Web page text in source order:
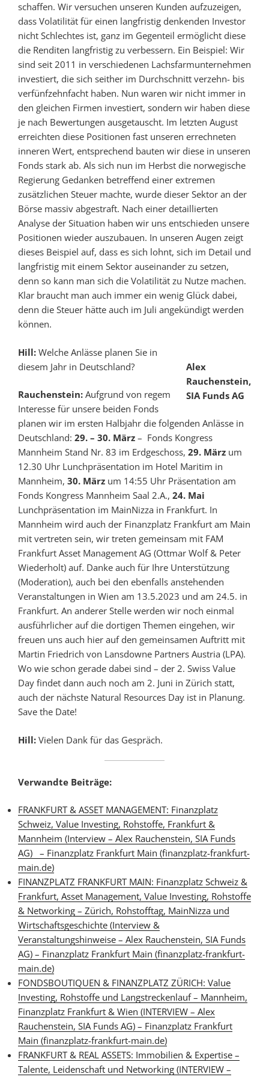
schaffen. Wir versuchen unseren Kunden aufzuzeigen,
dass Volatilität für einen langfristig denkenden Investor
nicht Schlechtes ist, ganz im Gegenteil ermöglicht diese
die Renditen langfristig zu verbessern. Ein Beispiel: Wir
sind seit 2011 in verschiedenen Lachsfarmunternehmen
investiert, die sich seither im Durchschnitt verzehn- bis
verfünfzehnfacht haben. Nun waren wir nicht immer in
den gleichen Firmen investiert, sondern wir haben diese
je nach Bewertungen ausgetauscht. Im letzten August
erreichten diese Positionen fast unseren errechneten
inneren Wert, entsprechend bauten wir diese in unseren
Fonds stark ab. Als sich nun im Herbst die norwegische
Regierung Gedanken betreffend einer extremen
zusätzlichen Steuer machte, wurde dieser Sektor an der
Börse massiv abgestraft. Nach einer detaillierten
Analyse der Situation haben wir uns entschieden unsere
Positionen wieder auszubauen. In unseren Augen zeigt
dieses Beispiel auf, dass es sich lohnt, sich im Detail und
langfristig mit einem Sektor auseinander zu setzen,
denn so kann man sich die Volatilität zu Nutze machen.
Klar braucht man auch immer ein wenig Glück dabei,
denn die Steuer hätte auch im Juli angekündigt werden
können.
Alex
Rauchenstein,
SIA Funds AG
Hill: Welche Anlässe planen Sie in
diesem Jahr in Deutschland?
Rauchenstein: Aufgrund von regem
Interesse für unsere beiden Fonds
planen wir im ersten Halbjahr die folgenden Anlässe in
Deutschland: 29. – 30. März – Fonds Kongress
Mannheim Stand Nr. 83 im Erdgeschoss, 29. März um
12.30 Uhr Lunchpräsentation im Hotel Maritim in
Mannheim, 30. März um 14:55 Uhr Präsentation am
Fonds Kongress Mannheim Saal 2.A., 24. Mai
Lunchpräsentation im MainNizza in Frankfurt. In
Mannheim wird auch der Finanzplatz Frankfurt am Main
mit vertreten sein, wir treten gemeinsam mit FAM
Frankfurt Asset Management AG (Ottmar Wolf & Peter
Wiederholt) auf. Danke auch für Ihre Unterstützung
(Moderation), auch bei den ebenfalls anstehenden
Veranstaltungen in Wien am 13.5.2023 und am 24.5. in
Frankfurt. An anderer Stelle werden wir noch einmal
ausführlicher auf die dortigen Themen eingehen, wir
freuen uns auch hier auf den gemeinsamen Auftritt mit
Martin Friedrich von Lansdowne Partners Austria (LPA).
Wo wie schon gerade dabei sind – der 2. Swiss Value
Day findet dann auch noch am 2. Juni in Zürich statt,
auch der nächste Natural Resources Day ist in Planung.
Save the Date!
Hill: Vielen Dank für das Gespräch.
Verwandte Beiträge:
FRANKFURT & ASSET MANAGEMENT: Finanzplatz
Schweiz, Value Investing, Rohstoffe, Frankfurt &
Mannheim (Interview – Alex Rauchenstein, SIA Funds
AG) – Finanzplatz Frankfurt Main (finanzplatz-frankfurt-
main.de)
FINANZPLATZ FRANKFURT MAIN: Finanzplatz Schweiz &
Frankfurt, Asset Management, Value Investing, Rohstoffe
& Networking – Zürich, Rohstofftag, MainNizza und
Wirtschaftsgeschichte (Interview &
Veranstaltungshinweise – Alex Rauchenstein, SIA Funds
AG) – Finanzplatz Frankfurt Main (finanzplatz-frankfurt-
main.de)
FONDSBOUTIQUEN & FINANZPLATZ ZÜRICH: Value
Investing, Rohstoffe und Langstreckenlauf – Mannheim,
Finanzplatz Frankfurt & Wien (INTERVIEW – Alex
Rauchenstein, SIA Funds AG) – Finanzplatz Frankfurt
Main (finanzplatz-frankfurt-main.de)
FRANKFURT & REAL ASSETS: Immobilien & Expertise –
Talente, Leidenschaft und Networking (INTERVIEW –